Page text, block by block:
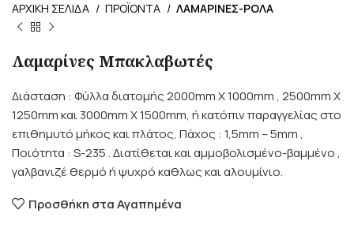
ΑΡΧΙΚΗ ΣΕΛΙΔΑ ΠΡΟΪΟΝΤΑ ΛΑΜΑΡΙΝΕΣ-ΡΟΛΑ
Λαμαρίνες Μπακλαβωτές
Διάσταση : Φύλλα διατομής 2000mm X 1000mm , 2500mm X
1250mm και 3000mm X 1500mm, ή κατόπιν παραγγελίας στο
επιθημυτό μήκος και πλάτος, Πάχος : 1,5mm – 5mm ,
Ποιότητα : S-235 . Διατίθεται και αμμοβολισμένο-βαμμένο ,
γαλβανιζέ θερμό ή ψυχρό καθλως και αλουμίνιο.
Προσθήκη στα Αγαπημένα